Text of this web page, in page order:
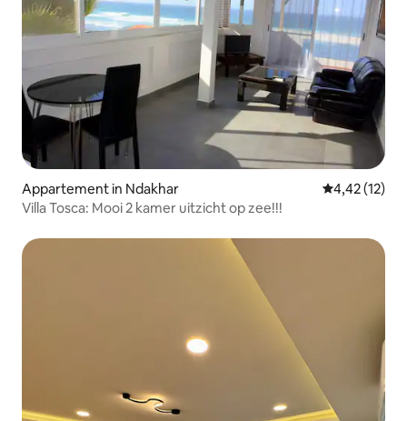
Appartement in Ndakhar Gemiddelde
4,42 (12)
Villa Tosca: Mooi 2 kamer uitzicht op zee!!!